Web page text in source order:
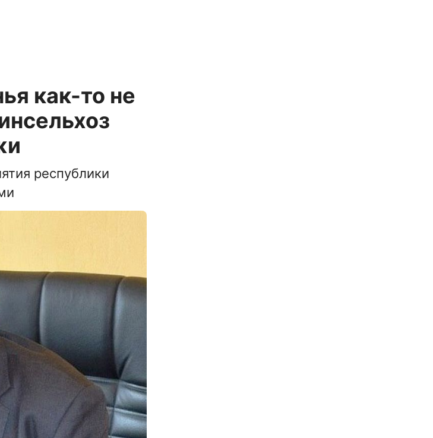
как-то не
республики